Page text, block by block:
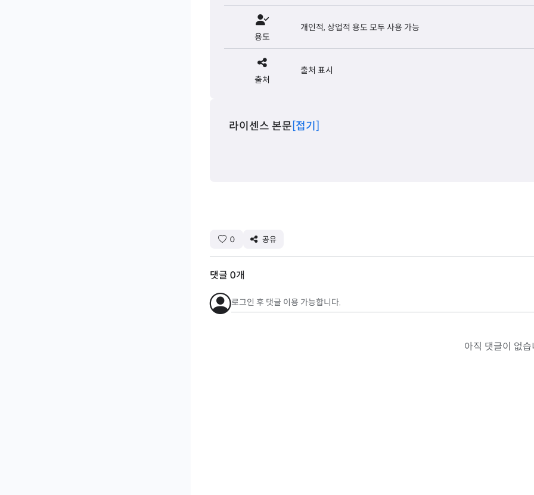
용도
개인적, 상업적 용도 모두 사용 가능
출처
출처 표시
라이센스 본문 [접기]
0 공유
댓글 0개
로그인 후 댓글 이용 가능합니다.
아직 댓글이 없습